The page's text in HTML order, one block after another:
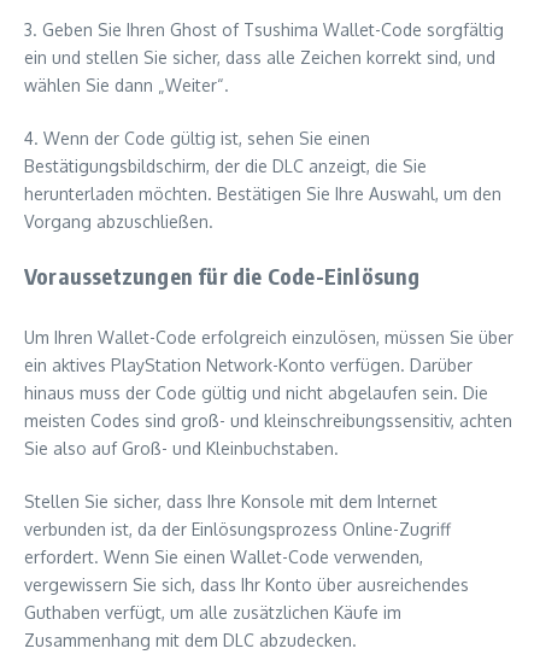
3. Geben Sie Ihren Ghost of Tsushima Wallet-Code sorgfältig
ein und stellen Sie sicher, dass alle Zeichen korrekt sind, und
wählen Sie dann „Weiter“.
4. Wenn der Code gültig ist, sehen Sie einen
Bestätigungsbildschirm, der die DLC anzeigt, die Sie
herunterladen möchten. Bestätigen Sie Ihre Auswahl, um den
Vorgang abzuschließen.
Voraussetzungen für die Code-Einlösung
Um Ihren Wallet-Code erfolgreich einzulösen, müssen Sie über
ein aktives PlayStation Network-Konto verfügen. Darüber
hinaus muss der Code gültig und nicht abgelaufen sein. Die
meisten Codes sind groß- und kleinschreibungssensitiv, achten
Sie also auf Groß- und Kleinbuchstaben.
Stellen Sie sicher, dass Ihre Konsole mit dem Internet
verbunden ist, da der Einlösungsprozess Online-Zugriff
erfordert. Wenn Sie einen Wallet-Code verwenden,
vergewissern Sie sich, dass Ihr Konto über ausreichendes
Guthaben verfügt, um alle zusätzlichen Käufe im
Zusammenhang mit dem DLC abzudecken.